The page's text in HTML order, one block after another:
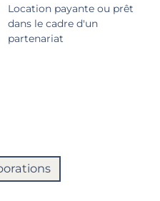
Location payante ou prêt
dans le cadre d'un
partenariat